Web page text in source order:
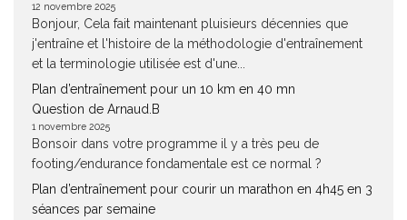
12 novembre 2025
Bonjour, Cela fait maintenant pluisieurs décennies que
j'entraîne et l'histoire de la méthodologie d'entraînement
et la terminologie utilisée est d'une...
Plan d’entraînement pour un 10 km en 40 mn
Question de Arnaud.B
1 novembre 2025
Bonsoir dans votre programme il y a très peu de
footing/endurance fondamentale est ce normal ?
Plan d’entraînement pour courir un marathon en 4h45 en 3
séances par semaine